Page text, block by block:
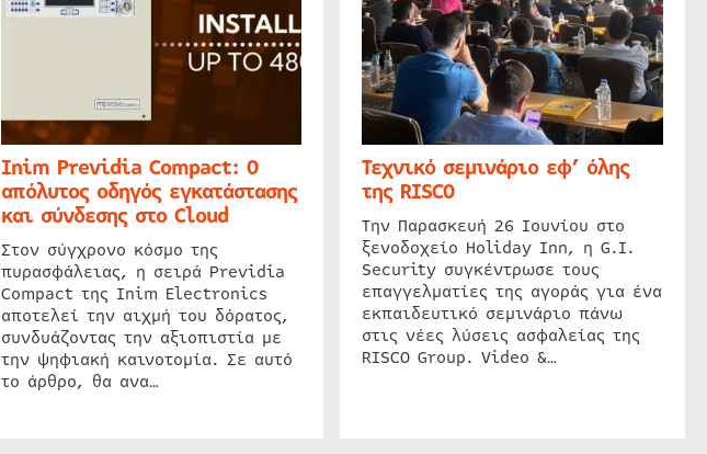
Inim Previdia Compact: Ο
απόλυτος οδηγός εγκατάστασης
και σύνδεσης στο Cloud
Στον σύγχρονο κόσμο της
πυρασφάλειας, η σειρά Previdia
Compact της Inim Electronics
αποτελεί την αιχμή του δόρατος,
συνδυάζοντας την αξιοπιστία με
την ψηφιακή καινοτομία. Σε αυτό
το άρθρο, θα ανα…
Τεχνικό σεμινάριο εφ’ όλης
της RISCO
Την Παρασκευή 26 Ιουνίου στο
ξενοδοχείο Holiday Inn, η G.I.
Security συγκέντρωσε τους
επαγγελματίες της αγοράς για ένα
εκπαιδευτικό σεμινάριο πάνω
στις νέες λύσεις ασφαλείας της
RISCO Group. Video &…